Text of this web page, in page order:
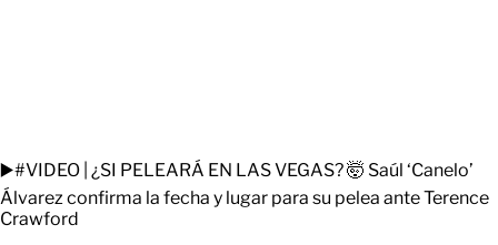
▶️#VIDEO | ¿SI PELEARÁ EN LAS VEGAS? 🤯 Saúl ‘Canelo’
Álvarez confirma la fecha y lugar para su pelea ante Terence
Crawford